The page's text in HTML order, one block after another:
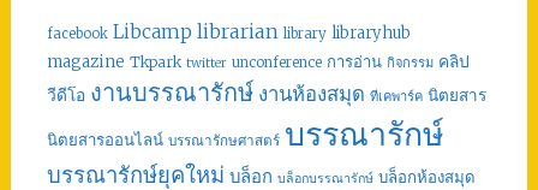
facebook Libcamp librarian library libraryhub
magazine Tkpark twitter unconference การอ่าน กิจกรรม คลิป
วีดีโอ งานบรรณารักษ์ งานห้องสมุด ทีเคพาร์ค นิตยสาร
นิตยสารออนไลน์ บรรณารักษศาสตร์ บรรณารักษ์
บรรณารักษ์ยุคใหม่ บล็อก บล็อกบรรณารักษ์ บล็อกห้องสมุด